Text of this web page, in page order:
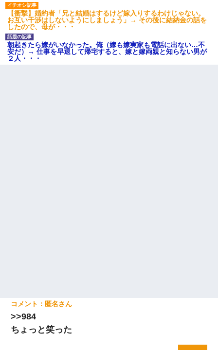
【衝撃】婚約者「兄と結婚はするけど嫁入りするわけじゃない。
お互い干渉はしないようにしましょう」→ その後に結納金の話を
したので、母が・・・
朝起きたら嫁がいなかった。俺（嫁も嫁実家も電話に出ない…不
安だ）→ 仕事を早退して帰宅すると、嫁と嫁両親と知らない男が
２人・・・
匿名
>>984
ちょっと笑った